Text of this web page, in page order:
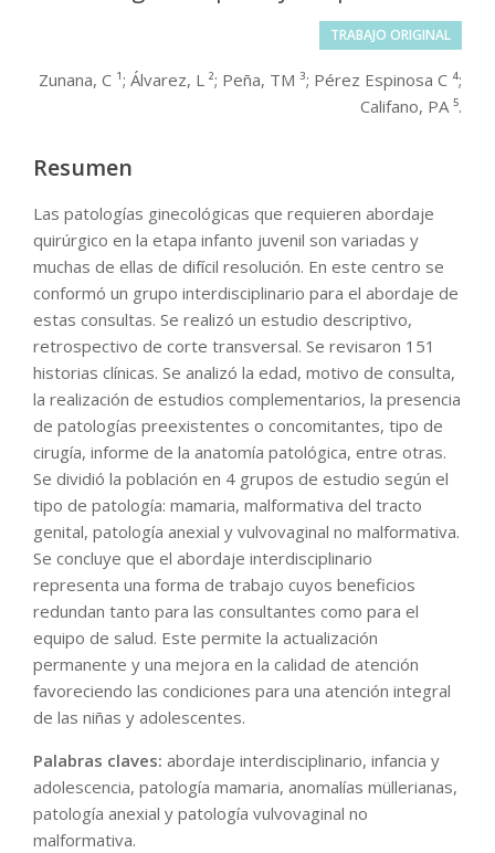
TRABAJO ORIGINAL
Zunana, C ¹; Álvarez, L ²; Peña, TM ³; Pérez Espinosa C ⁴;
Califano, PA ⁵.
Resumen
Las patologías ginecológicas que requieren abordaje
quirúrgico en la etapa infanto juvenil son variadas y
muchas de ellas de difícil resolución. En este centro se
conformó un grupo interdisciplinario para el abordaje de
estas consultas. Se realizó un estudio descriptivo,
retrospectivo de corte transversal. Se revisaron 151
historias clínicas. Se analizó la edad, motivo de consulta,
la realización de estudios complementarios, la presencia
de patologías preexistentes o concomitantes, tipo de
cirugía, informe de la anatomía patológica, entre otras.
Se dividió la población en 4 grupos de estudio según el
tipo de patología: mamaria, malformativa del tracto
genital, patología anexial y vulvovaginal no malformativa.
Se concluye que el abordaje interdisciplinario
representa una forma de trabajo cuyos beneficios
redundan tanto para las consultantes como para el
equipo de salud. Este permite la actualización
permanente y una mejora en la calidad de atención
favoreciendo las condiciones para una atención integral
de las niñas y adolescentes.
Palabras claves: abordaje interdisciplinario, infancia y
adolescencia, patología mamaria, anomalías müllerianas,
patología anexial y patología vulvovaginal no
malformativa.